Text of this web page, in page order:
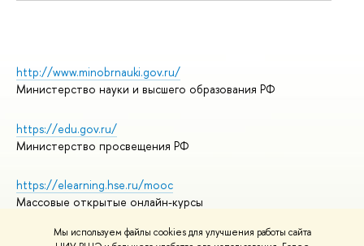
Мы используем файлы cookies для улучшения работы сайта
http://www.minobrnauki.gov.ru/
Министерство науки и высшего образования РФ
https://edu.gov.ru/
Министерство просвещения РФ
https://elearning.hse.ru/mooc
Массовые открытые онлайн-курсы